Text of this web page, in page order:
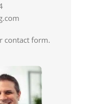
contact form.